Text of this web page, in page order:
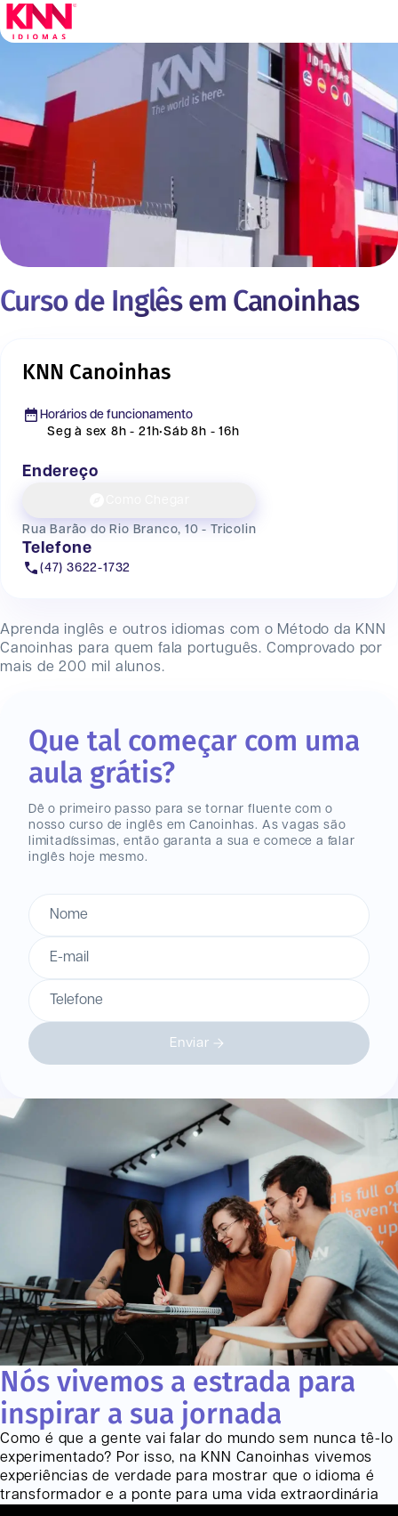
Curso de Inglês em Canoinhas
Aprenda inglês e outros idiomas com o Método da KNN
Canoinhas para quem fala português. Comprovado por
mais de 200 mil alunos.
KNN Canoinhas
Horários de funcionamento
Seg à sex 8h - 21h•Sáb 8h - 16h
Endereço
Rua Barão do Rio Branco, 10 - Tricolin
Telefone
(47) 3622-1732
Que tal começar com uma
aula grátis?
Dê o primeiro passo para se tornar fluente com o
nosso curso de inglês em Canoinhas. As vagas são
limitadíssimas, então garanta a sua e comece a falar
inglês hoje mesmo.
Nome
E-mail
Telefone
Enviar
Nós vivemos a estrada para
inspirar a sua jornada
Como é que a gente vai falar do mundo sem nunca tê-lo
experimentado? Por isso, na KNN Canoinhas vivemos
experiências de verdade para mostrar que o idioma é
transformador e a ponte para uma vida extraordinária